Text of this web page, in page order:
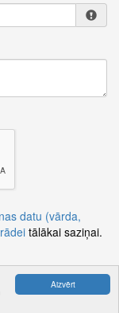
Aizvērt
datu (vārda,
tālākai saziņai.